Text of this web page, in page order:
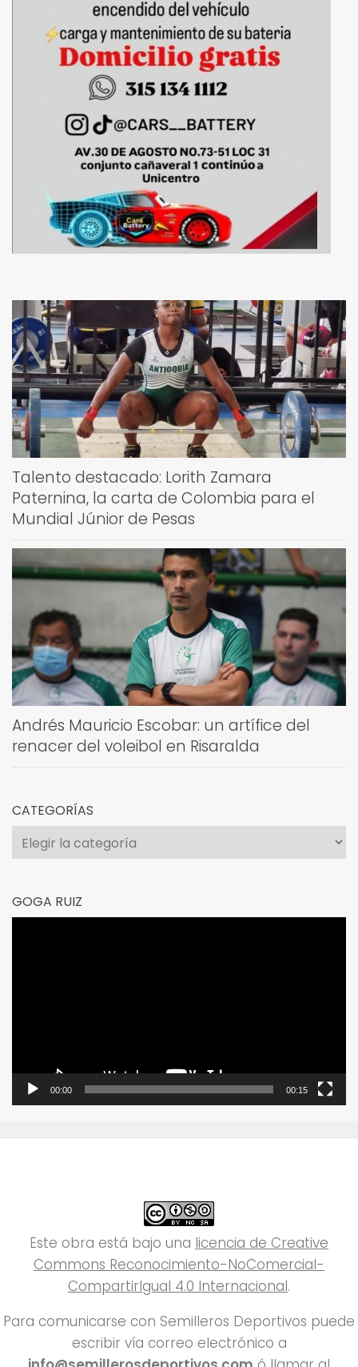
Talento destacado: Lorith Zamara
Paternina, la carta de Colombia para el
Mundial Júnior de Pesas
Andrés Mauricio Escobar: un artífice del
renacer del voleibol en Risaralda
CATEGORÍAS
Categorías
GOGA RUIZ
00:00 00:15
Este obra está bajo una licencia de Creative
Commons Reconocimiento-NoComercial-
CompartirIgual 4.0 Internacional.
Para comunicarse con Semilleros Deportivos puede
escribir vía correo electrónico a